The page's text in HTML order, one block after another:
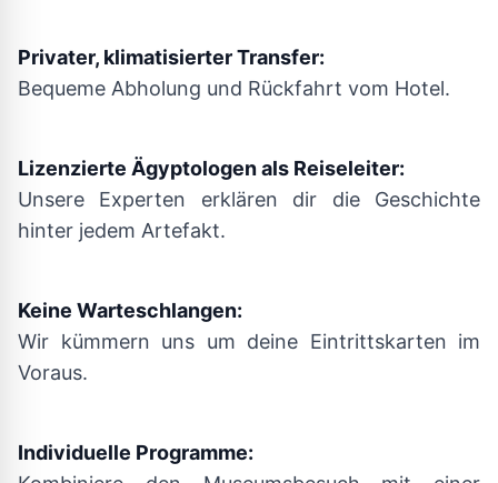
Privater, klimatisierter Transfer:
Bequeme Abholung und Rückfahrt vom Hotel.
Lizenzierte Ägyptologen als Reiseleiter:
Unsere Experten erklären dir die Geschichte
hinter jedem Artefakt.
Keine Warteschlangen:
Wir kümmern uns um deine Eintrittskarten im
Voraus.
Individuelle Programme: